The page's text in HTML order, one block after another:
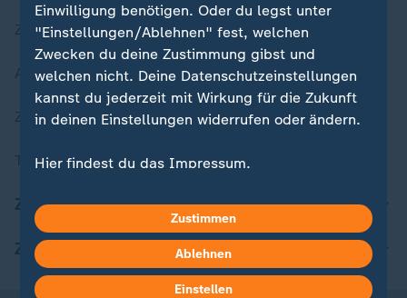
Zuletzt veröffentlicht
Aktuelle Sendungs-Videos
ZDFheute Stories
Themen im Überblick
ZDFheute Update
ZDFheute Apps
Einwilligung benötigen. Oder du legst unter
"Einstellungen/Ablehnen" fest, welchen
Zwecken du deine Zustimmung gibst und
welchen nicht. Deine Datenschutzeinstellungen
kannst du jederzeit mit Wirkung für die Zukunft
in deinen Einstellungen widerrufen oder ändern.
Hier findest du das Impressum.
Datenschutzerklärung.
Zustimmen
Ablehnen
Einstellen